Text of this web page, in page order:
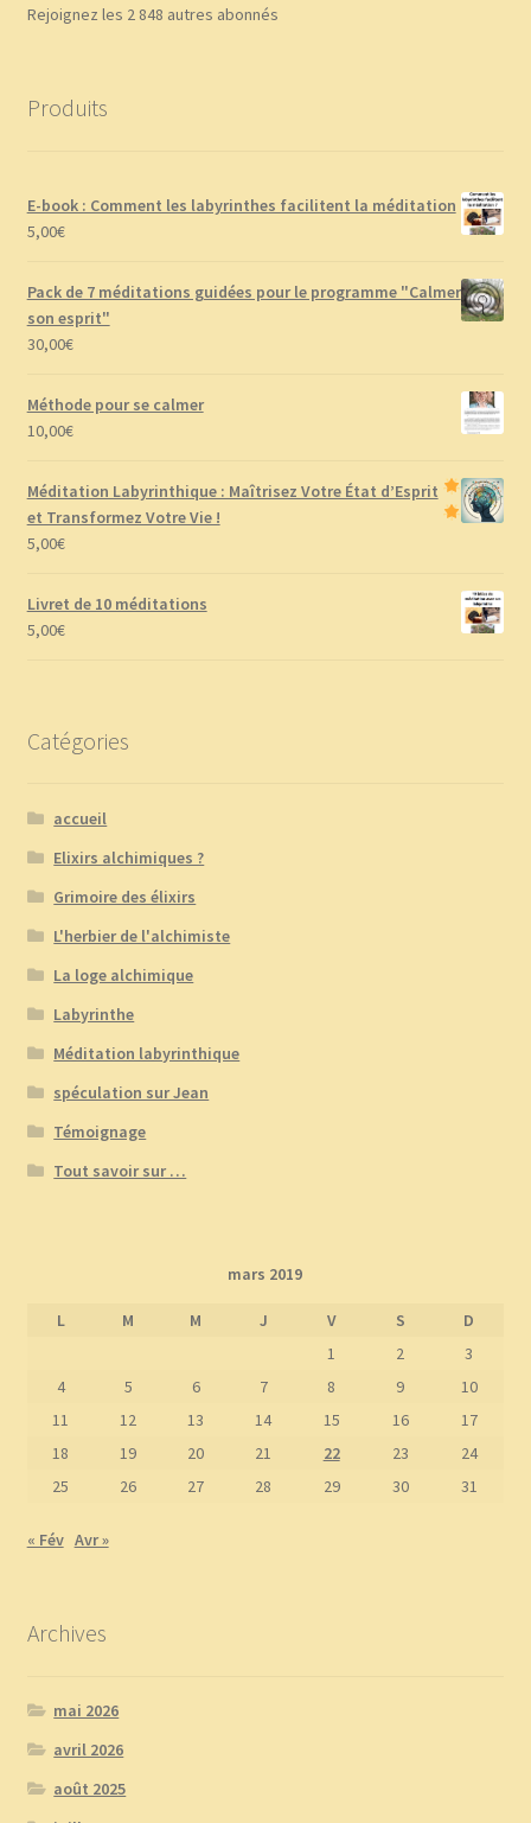
Rejoignez les 2 848 autres abonnés
Produits
E-book : Comment les labyrinthes facilitent la méditation
5,00€
Pack de 7 méditations guidées pour le programme "Calmer
son esprit"
30,00€
Méthode pour se calmer
10,00€
Méditation Labyrinthique : Maîtrisez Votre État d’Esprit
et Transformez Votre Vie !
5,00€
Livret de 10 méditations
5,00€
Catégories
accueil
Elixirs alchimiques ?
Grimoire des élixirs
L'herbier de l'alchimiste
La loge alchimique
Labyrinthe
Méditation labyrinthique
spéculation sur Jean
Témoignage
Tout savoir sur …
mars 2019
L M M J V S
D
1
2
3
4
5 6 7 8 9
10
11
12 13 14 15 16
17
18
19 20 21 22 23
24
25
26 27 28 29 30 31
« Fév Avr »
Archives
mai 2026
avril 2026
août 2025